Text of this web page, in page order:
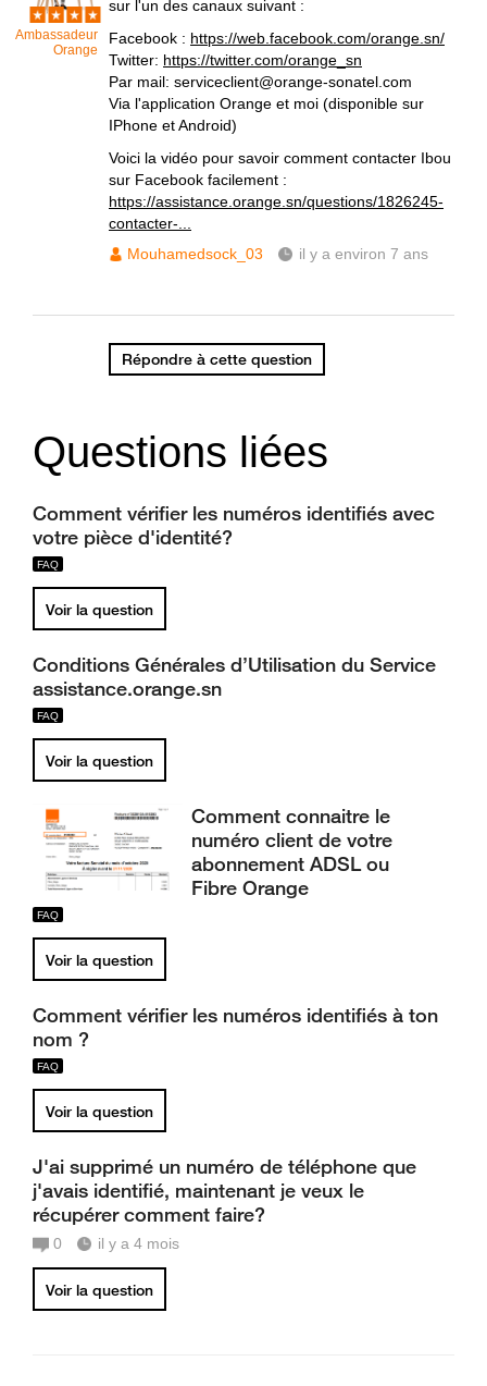
Ambassadeur
Orange
sur l'un des canaux suivant :
Facebook : https://web.facebook.com/orange.sn/
Twitter: https://twitter.com/orange_sn
Par mail: serviceclient@orange-sonatel.com
Via l'application Orange et moi (disponible sur
IPhone et Android)
Voici la vidéo pour savoir comment contacter Ibou
sur Facebook facilement :
https://assistance.orange.sn/questions/1826245-
contacter-...
Mouhamedsock_03
il y a environ 7 ans
Répondre à cette question
Questions liées
Comment vérifier les numéros identifiés avec
votre pièce d'identité?
Voir la question
Conditions Générales d’Utilisation du Service
assistance.orange.sn
Voir la question
Comment connaitre le
numéro client de votre
abonnement ADSL ou
Fibre Orange
Voir la question
Comment vérifier les numéros identifiés à ton
nom ?
Voir la question
J'ai supprimé un numéro de téléphone que
j'avais identifié, maintenant je veux le
récupérer comment faire?
0 il y a 4 mois
Voir la question